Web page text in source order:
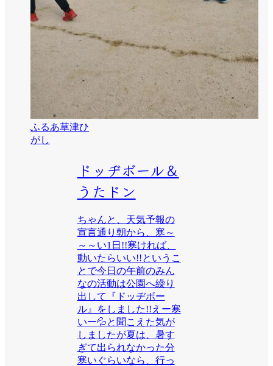
ふるあ草津ひ
がし
ドッヂボール＆
うたドン
ちゃんと、天気予報の
宣言通り朝から、寒～
～～い1日!!寒ければ、
動いたらいい!!というこ
とで今日の午前のみん
なの活動は公園へ繰り
出して『ドッヂボー
ル』をしました!!えー寒
いー💦と聞こえた気が
しましたが夏は、暑す
ぎて出られなかった分
寒いぐらいなら、行っ